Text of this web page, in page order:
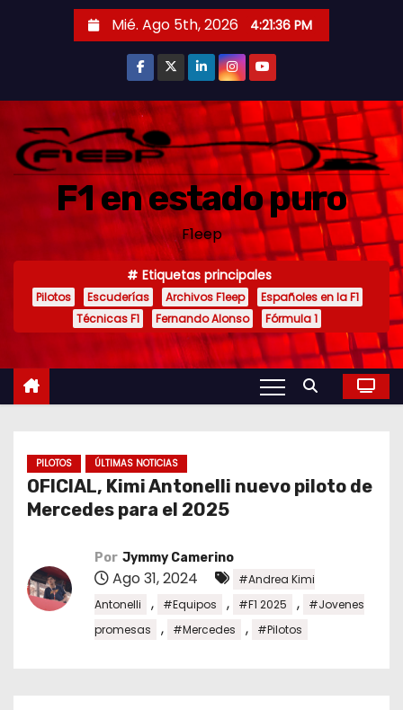
i
Mié. Ago 5th, 2026 4:21:38 PM
F1 en estado puro
F1eep
Etiquetas principales
Pilotos Escuderías Archivos F1eep
Españoles en la F1
Técnicas F1
Fernando Alonso Fórmula 1
PILOTOS ÚLTIMAS NOTICIAS
OFICIAL, Kimi Antonelli nuevo piloto de
Mercedes para el 2025
Por Jymmy Camerino
Ago 31, 2024
#Andrea Kimi
Antonelli
, #Equipos , #F1 2025 ,
#Jovenes
promesas
, #Mercedes , #Pilotos